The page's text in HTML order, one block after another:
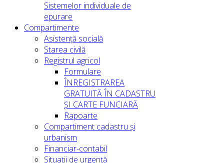
Sistemelor individuale de
epurare
Compartimente
Asistență socială
Starea civilă
Registrul agricol
Formulare
ÎNREGISTRAREA
GRATUITĂ ÎN CADASTRU
ȘI CARTE FUNCIARĂ
Rapoarte
Compartiment cadastru și
urbanism
Financiar-contabil
Situații de urgență